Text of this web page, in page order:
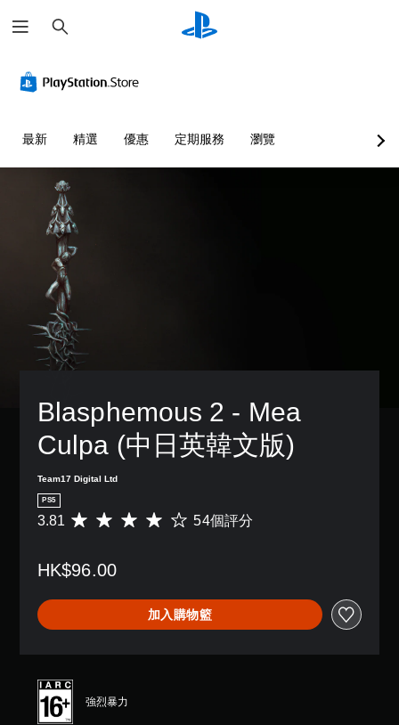
尋
最新 精選 優惠 定期服務 瀏覽
Blasphemous 2 - Mea
Culpa (中日英韓文版)
Team17 Digital Ltd
PS5
平
分
3
.
星
（
滿
3.81 54個評分
HK$96.00
加入購物籃
強烈暴力